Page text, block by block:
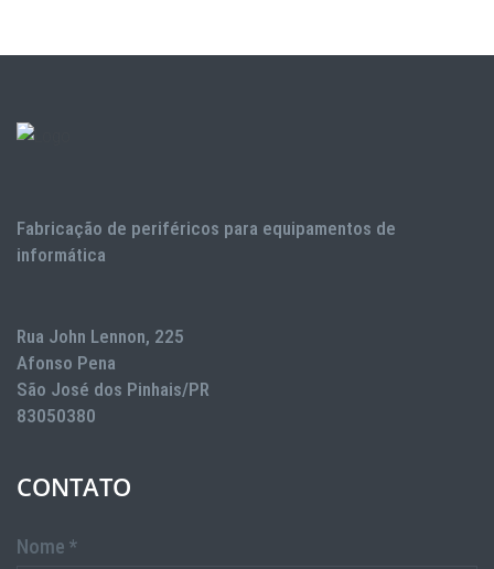
Fabricação de periféricos para equipamentos de
informática
Rua John Lennon, 225
Afonso Pena
São José dos Pinhais/PR
83050380
CONTATO
Nome *